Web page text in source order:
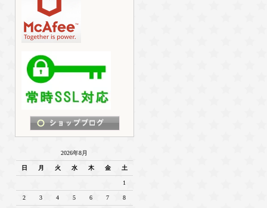
2026年8月
日 月 火 水 木 金 土
1
2 3 4 5 6 7 8